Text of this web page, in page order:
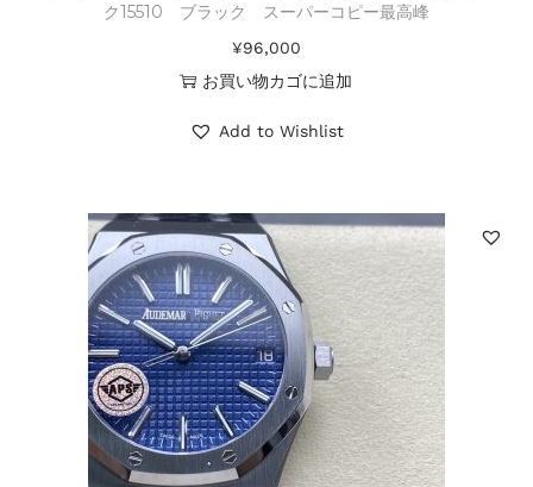
ク15510 ブラック スーパーコピー最高峰
¥96,000
お買い物カゴに追加
Add to Wishlist